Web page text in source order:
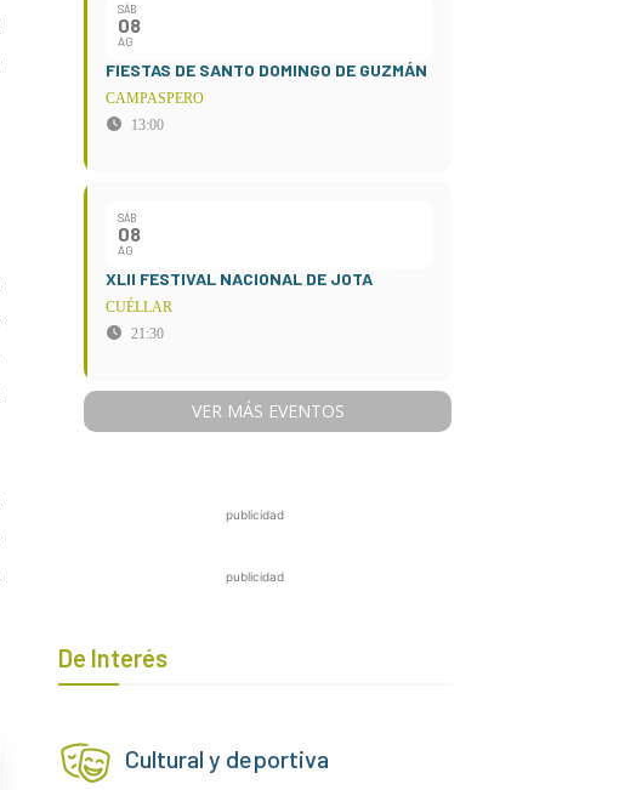
SÁB
08
AG
FIESTAS DE SANTO DOMINGO DE GUZMÁN
CAMPASPERO
13:00
SÁB
08
AG
XLII FESTIVAL NACIONAL DE JOTA
CUÉLLAR
21:30
VER MÁS EVENTOS
publicidad
publicidad
De Interés
Cultural y deportiva